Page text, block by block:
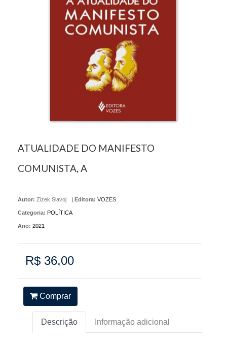
ATUALIDADE DO MANIFESTO
COMUNISTA, A
Autor: Zizek Slavoj | Editora: VOZES
Categoria: POLÍTICA
Ano: 2021
R$ 36,00
Comprar
Descrição Informação adicional